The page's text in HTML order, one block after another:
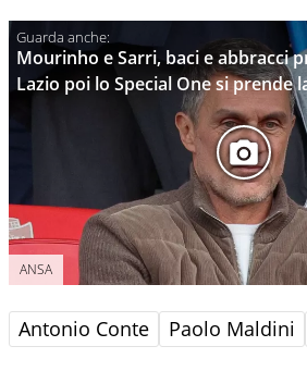
Mourinho e Sarri, baci e abbracci
Lazio poi lo Special One si prende
ANSA
Antonio Conte Paolo Maldini